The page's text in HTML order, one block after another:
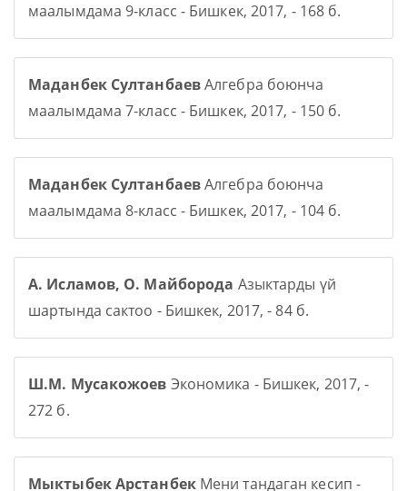
маалымдама 9-класс - Бишкек, 2017, - 168 б.
Маданбек СултанбаевАлгебра боюнча
маалымдама 7-класс - Бишкек, 2017, - 150 б.
Маданбек СултанбаевАлгебра боюнча
маалымдама 8-класс - Бишкек, 2017, - 104 б.
А. Исламов, О. Майборода Азыктарды үй
шартында сактоо - Бишкек, 2017, - 84 б.
Ш.М. Мусакожоев Экономика - Бишкек, 2017, -
272 б.
Мыктыбек АрстанбекМени тандаган кесип -